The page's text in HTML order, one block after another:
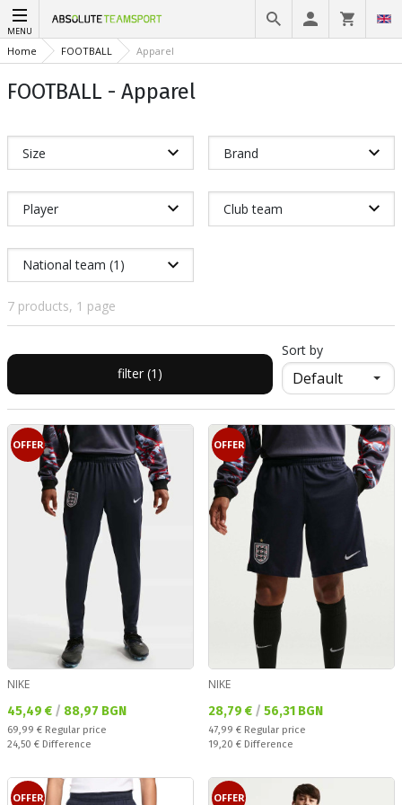
MENU
Home FOOTBALL Apparel
FOOTBALL - Apparel
Size Brand
Player Club team
National team (1)
7 products, 1 page
filter (1)
Sort by
OFFER
NIKE
Текуща цена:
45,49 € / 88,97 BGN
Regular price:
69,99 € Regular price
Спестявате:
24,50 € Difference
OFFER
NIKE
Текуща цена:
28,79 € / 56,31 BGN
Regular price:
47,99 € Regular price
Спестявате:
19,20 € Difference
OFFER OFFER